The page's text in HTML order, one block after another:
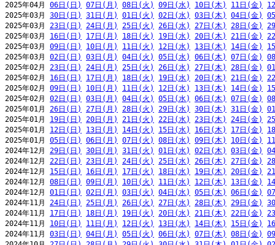
2025年04月 06日(日) 07日(月) 08日(火) 09日(水) 10日(木) 11日(金)
2025年03月 30日(日) 31日(月) 01日(火) 02日(水) 03日(木) 04日(金)
2025年03月 23日(日) 24日(月) 25日(火) 26日(水) 27日(木) 28日(金)
2025年03月 16日(日) 17日(月) 18日(火) 19日(水) 20日(木) 21日(金)
2025年03月 09日(日) 10日(月) 11日(火) 12日(水) 13日(木) 14日(金)
2025年03月 02日(日) 03日(月) 04日(火) 05日(水) 06日(木) 07日(金)
2025年02月 23日(日) 24日(月) 25日(火) 26日(水) 27日(木) 28日(金)
2025年02月 16日(日) 17日(月) 18日(火) 19日(水) 20日(木) 21日(金)
2025年02月 09日(日) 10日(月) 11日(火) 12日(水) 13日(木) 14日(金)
2025年02月 02日(日) 03日(月) 04日(火) 05日(水) 06日(木) 07日(金)
2025年01月 26日(日) 27日(月) 28日(火) 29日(水) 30日(木) 31日(金)
2025年01月 19日(日) 20日(月) 21日(火) 22日(水) 23日(木) 24日(金)
2025年01月 12日(日) 13日(月) 14日(火) 15日(水) 16日(木) 17日(金)
2025年01月 05日(日) 06日(月) 07日(火) 08日(水) 09日(木) 10日(金)
2024年12月 29日(日) 30日(月) 31日(火) 01日(水) 02日(木) 03日(金)
2024年12月 22日(日) 23日(月) 24日(火) 25日(水) 26日(木) 27日(金)
2024年12月 15日(日) 16日(月) 17日(火) 18日(水) 19日(木) 20日(金)
2024年12月 08日(日) 09日(月) 10日(火) 11日(水) 12日(木) 13日(金)
2024年12月 01日(日) 02日(月) 03日(火) 04日(水) 05日(木) 06日(金)
2024年11月 24日(日) 25日(月) 26日(火) 27日(水) 28日(木) 29日(金)
2024年11月 17日(日) 18日(月) 19日(火) 20日(水) 21日(木) 22日(金)
2024年11月 10日(日) 11日(月) 12日(火) 13日(水) 14日(木) 15日(金)
2024年11月 03日(日) 04日(月) 05日(火) 06日(水) 07日(木) 08日(金)